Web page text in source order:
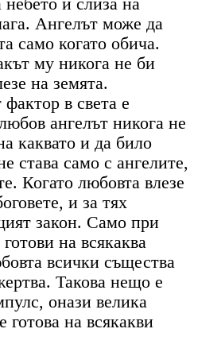
и слиза на
Ангелът може да
само когато обича.
му никога не би
на земята.
в света е
ангелът никога не
каквато и да било
става само с ангелите,
Когато любовта влезе
и за тях
закон. Само при
на всякаква
всички същества
Такова нещо е
онази велика
готова на всякакви